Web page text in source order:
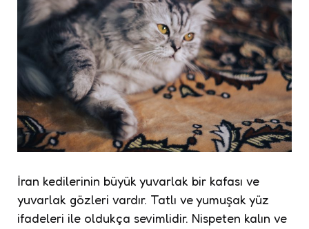
İran kedilerinin büyük yuvarlak bir kafası ve
yuvarlak gözleri vardır. Tatlı ve yumuşak yüz
ifadeleri ile oldukça sevimlidir. Nispeten kalın ve